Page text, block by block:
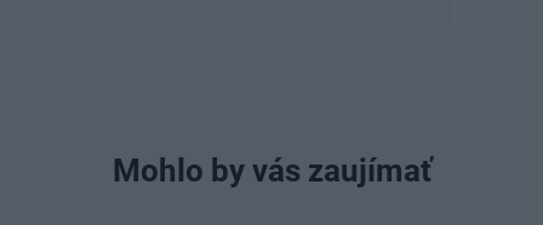
Mohlo by vás zaujímať